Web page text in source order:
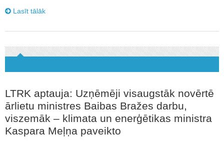
Lasīt tālāk
LTRK aptauja: Uzņēmēji visaugstāk novērtē
ārlietu ministres Baibas Bražes darbu,
viszemāk – klimata un enerģētikas ministra
Kaspara Meļņa paveikto